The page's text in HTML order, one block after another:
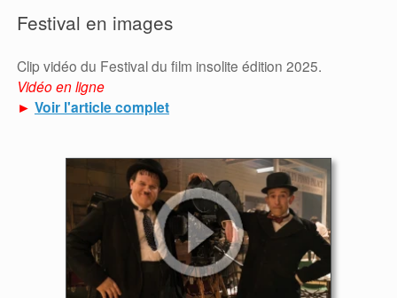
Festival en images
Clip vidéo du Festival du film insolite édition 2025.
Vidéo en ligne
► Voir l'article complet